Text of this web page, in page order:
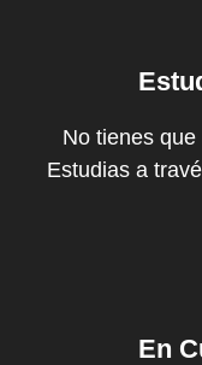
No tienes
Estudias a
En